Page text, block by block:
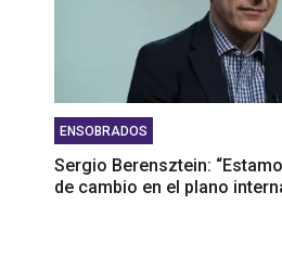
ENSOBRADOS
Sergio Berensztein:
de cambio en el plano